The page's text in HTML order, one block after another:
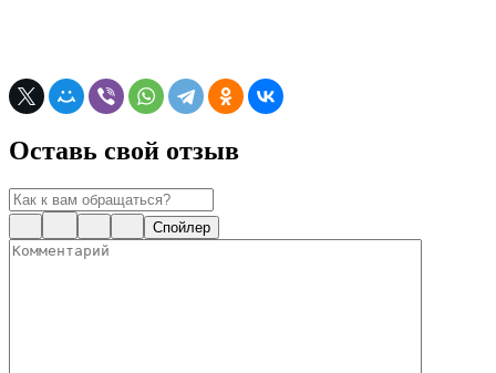
Оставь свой отзыв
Спойлер